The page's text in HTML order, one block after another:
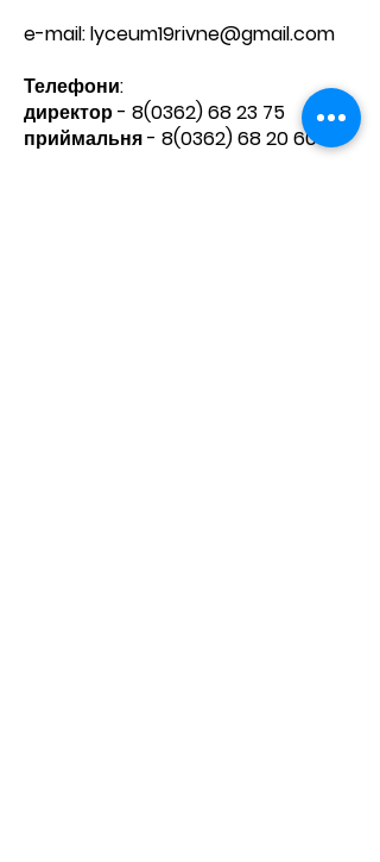
e-mail:lyceum19rivne@gmail.com
Телефони:​
директор - 8(0362) 68 23 75
приймальня - 8(0362) 68 20 60